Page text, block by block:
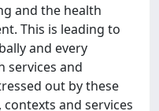
and the health
This is leading to
and every
services and
out by these
and services